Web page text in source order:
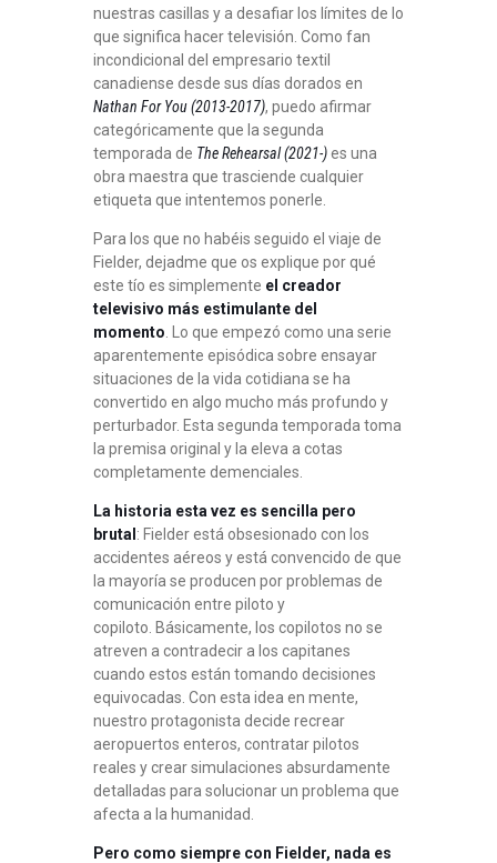
nuestras casillas y a desafiar los límites de lo
que significa hacer televisión . Como fan
incondicional del empresario textil
canadiense desde sus días dorados en
Nathan For You (2013-2017), puedo afirmar
categóricamente que la segunda
temporada de The Rehearsal(2021-)es una
obra maestra que trasciende cualquier
etiqueta que intentemos ponerle
Para los que no habéis seguido el viaje de
Fielder, dejadme que os explique por qué
este tío es simplemente el creador
televisivo más estimulante del
momento . Lo que empezó como una serie
aparentemente episódica sobre ensayar
situaciones de la vida cotidiana se ha
convertido en algo mucho más profundo y
perturbador. Esta segunda temporada toma
la premisa original y la eleva a cotas
completamente demenciales.
La historia esta vez es sencilla pero
brutal : Fielder está obsesionado con los
accidentes aéreos y está convencido de que
la mayoría se producen por problemas de
comunicación entre piloto y
copiloto . Básicamente, los copilotos no se
atreven a contradecir a los capitanes
cuando estos están tomando decisiones
equivocadas. Con esta idea en mente,
nuestro protagonista decide recrear
aeropuertos enteros, contratar pilotos
reales y crear simulaciones absurdamente
detalladas para solucionar un problema que
afecta a la humanidad
Pero como siempre con Fielder, nada es